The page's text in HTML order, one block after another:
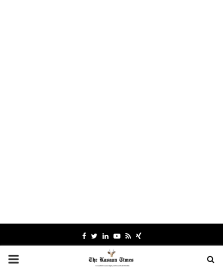
Facebook
TwitterLinkedinYoutube
RssXing
PRIMARY